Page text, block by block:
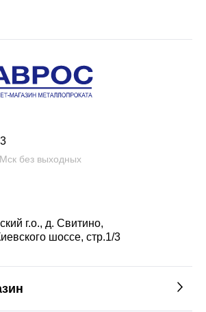
без выходных
г.о., д. Свитино,
шоссе, стр.1/3